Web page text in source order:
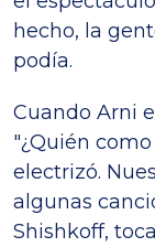
hecho, la
podía.
Cuando Arni
"¿Quién
electrizó.
algunas
Shishkoff,